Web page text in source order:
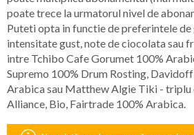
poate trece la urmatorul nivel de
Puteti opta in functie de preferintele de
intensitate gust, note de ciocolata sau
intre Tchibo Cafe Gorumet 100%
Supremo 100% Drum Rosting,
Arabica sau Matthew Algie Tiki -
Alliance, Bio, Fairtrade 100% Arabica.